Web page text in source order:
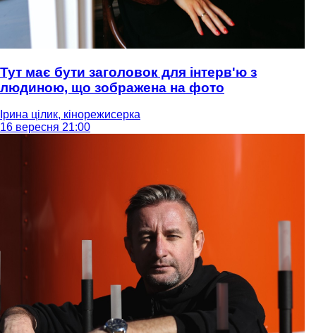
Тут має бути заголовок для інтерв'ю з
людиною, що зображена на фото
Ірина цілик, кінорежисерка
16 вересня 21:00